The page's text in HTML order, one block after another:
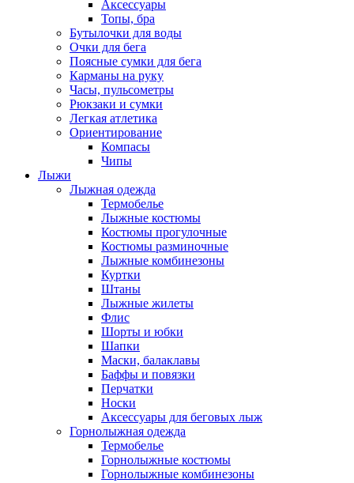
Аксессуары
Топы, бра
Бутылочки для воды
Очки для бега
Поясные сумки для бега
Карманы на руку
Часы, пульсометры
Рюкзаки и сумки
Легкая атлетика
Ориентирование
Компасы
Чипы
Лыжи
Лыжная одежда
Термобелье
Лыжные костюмы
Костюмы прогулочные
Костюмы разминочные
Лыжные комбинезоны
Куртки
Штаны
Лыжные жилеты
Флис
Шорты и юбки
Шапки
Маски, балаклавы
Баффы и повязки
Перчатки
Носки
Аксессуары для беговых лыж
Горнолыжная одежда
Термобелье
Горнолыжные костюмы
Горнолыжные комбинезоны